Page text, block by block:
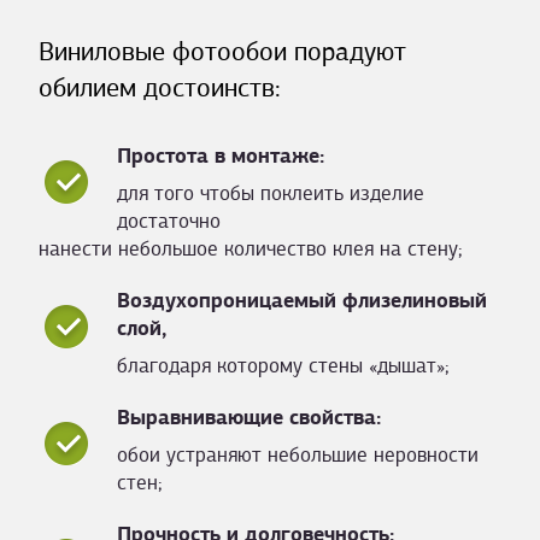
Виниловые фотообои порадуют
обилием достоинств:
Простота в монтаже:
для того чтобы поклеить изделие
достаточно
нанести небольшое количество клея на стену;
Воздухопроницаемый флизелиновый
слой,
благодаря которому стены «дышат»;
Выравнивающие свойства:
обои устраняют небольшие неровности
стен;
Прочность и долговечность: